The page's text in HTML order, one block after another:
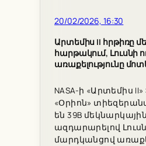
20/02/2026, 16:30
Արտեմիս II հրթիռը
հարթակում, Լուսնի
առաքելությունը
NASA-ի «Արտեմիս
«Օրիոն»
են 39B
ազդարարելով
մարդկանցով